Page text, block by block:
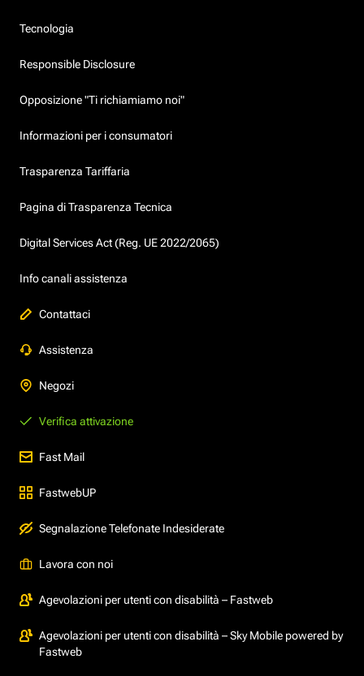
Tecnologia
Responsible Disclosure
Opposizione "Ti richiamiamo noi"
Informazioni per i consumatori
Trasparenza Tariffaria
Pagina di Trasparenza Tecnica
Digital Services Act (Reg. UE 2022/2065)
Info canali assistenza
Contattaci
Assistenza
Negozi
Verifica attivazione
Fast Mail
FastwebUP
Segnalazione Telefonate Indesiderate
Lavora con noi
Agevolazioni per utenti con disabilità – Fastweb
Agevolazioni per utenti con disabilità – Sky Mobile powered by
Fastweb